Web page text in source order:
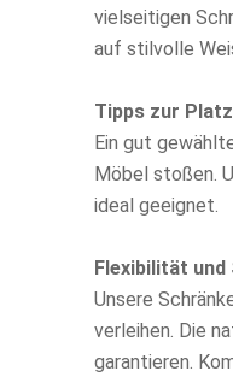
vielseitigen
auf stilvolle
Tipps zur
Ein gut
Möbel stoßen.
ideal geeignet.
Flexibilität
Unsere
verleihen. Die
garantieren.